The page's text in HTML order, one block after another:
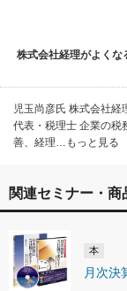
株式会社経理がよく
児玉尚彦氏 株式会社
代表・税理士 企業の税
善、経理…もっと見る
関連セミナー・商
本
月次決